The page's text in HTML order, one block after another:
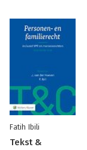
Fatih Ibili
Tekst &